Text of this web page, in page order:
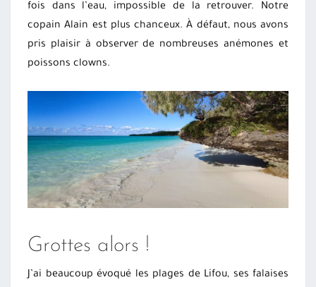
fois dans l’eau, impossible de la retrouver. Notre
copain Alain est plus chanceux. À défaut, nous avons
pris plaisir à observer de nombreuses anémones et
poissons clowns.
Grottes alors !
J’ai beaucoup évoqué les plages de Lifou, ses falaises